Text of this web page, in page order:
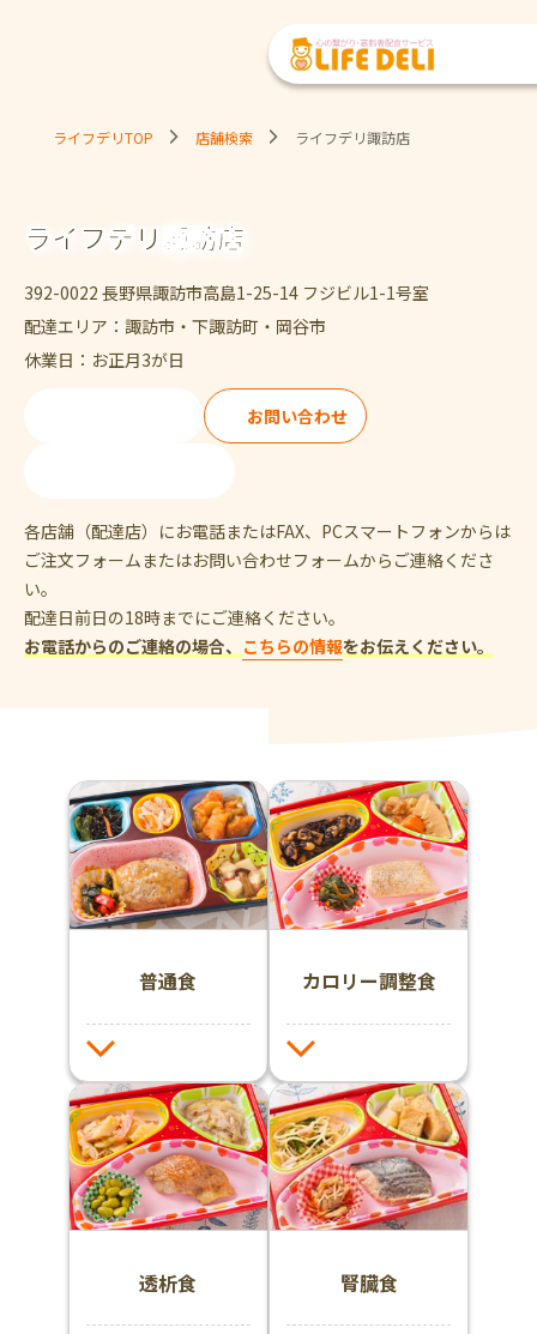
ライフデリTOP 店舗検索 ライフデリ諏訪店
ライフデリ諏訪店
392-0022 長野県諏訪市高島1-25-14 フジビル1-1号室
配達エリア：諏訪市・下諏訪町・岡谷市
休業日：お正月3が日
お問い合わせ
各店舗（配達店）にお電話またはFAX、PCスマートフォンからは
ご注文フォームまたはお問い合わせフォームからご連絡くださ
い。
配達日前日の18時までにご連絡ください。
お電話からのご連絡の場合、 こちらの情報をお伝えください。
普通食 カロリー調整食
透析食 腎臓食